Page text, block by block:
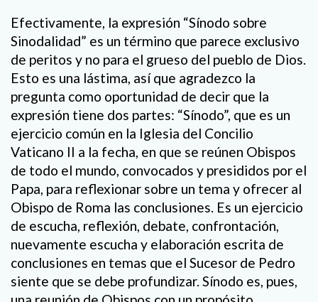
Efectivamente, la expresión “Sínodo sobre
Sinodalidad” es un término que parece exclusivo
de peritos y no para el grueso del pueblo de Dios.
Esto es una lástima, así que agradezco la
pregunta como oportunidad de decir que la
expresión tiene dos partes: “Sínodo”, que es un
ejercicio común en la Iglesia del Concilio
Vaticano II a la fecha, en que se reúnen Obispos
de todo el mundo, convocados y presididos por el
Papa, para reflexionar sobre un tema y ofrecer al
Obispo de Roma las conclusiones. Es un ejercicio
de escucha, reflexión, debate, confrontación,
nuevamente escucha y elaboración escrita de
conclusiones en temas que el Sucesor de Pedro
siente que se debe profundizar. Sínodo es, pues,